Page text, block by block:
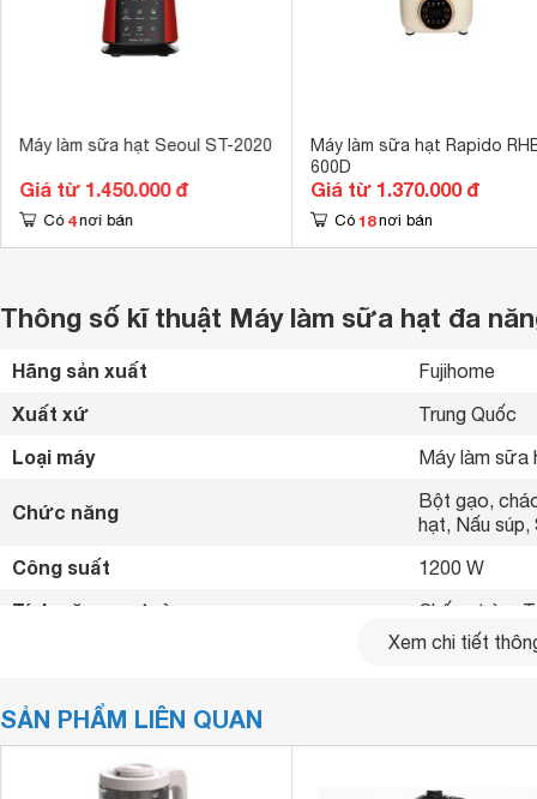
Máy làm sữa hạt Seoul ST-2020
Giá từ 1.450.000 đ
Có 4 nơi bán
Máy làm sữa hạt Rapido
600D
Giá từ 1.370.000 đ
Có 18 nơi bán
Thông số kĩ thuật Máy làm sữa hạt đa
Hãng sản xuất Fujihome
Xuất xứ Trung Quốc
Loại máy Máy làm sữa
Chức năng
Bột gạo,
hạt, Nấu
Công suất 1200 W
Tính năng an toàn Chống trào,
Tự làm sạch
Chất liệu lưỡi dao Inox
Chất liệu máy
Xem chi tiết
SẢN PHẨM LIÊN QUAN